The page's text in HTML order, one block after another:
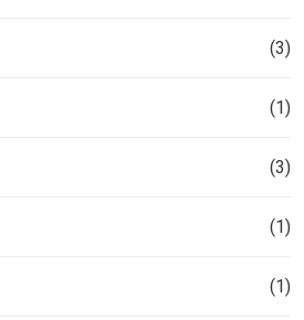
(3)
(1)
(3)
(1)
(1)